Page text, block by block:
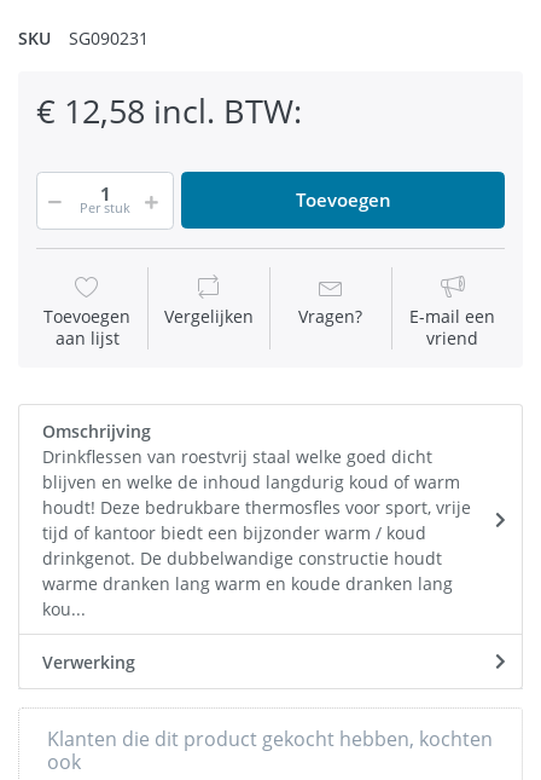
SKU SG090231
€ 12,58 incl. BTW:
Per stuk Toevoegen
Toevoegen
aan lijst
Vergelijken Vragen?
E-mail een
vriend
Omschrijving
Drinkflessen van roestvrij staal welke goed dicht
blijven en welke de inhoud langdurig koud of warm
houdt! Deze bedrukbare thermosfles voor sport, vrije
tijd of kantoor biedt een bijzonder warm / koud
drinkgenot. De dubbelwandige constructie houdt
warme dranken lang warm en koude dranken lang
kou...
Verwerking
Klanten die dit product gekocht hebben, kochten
ook